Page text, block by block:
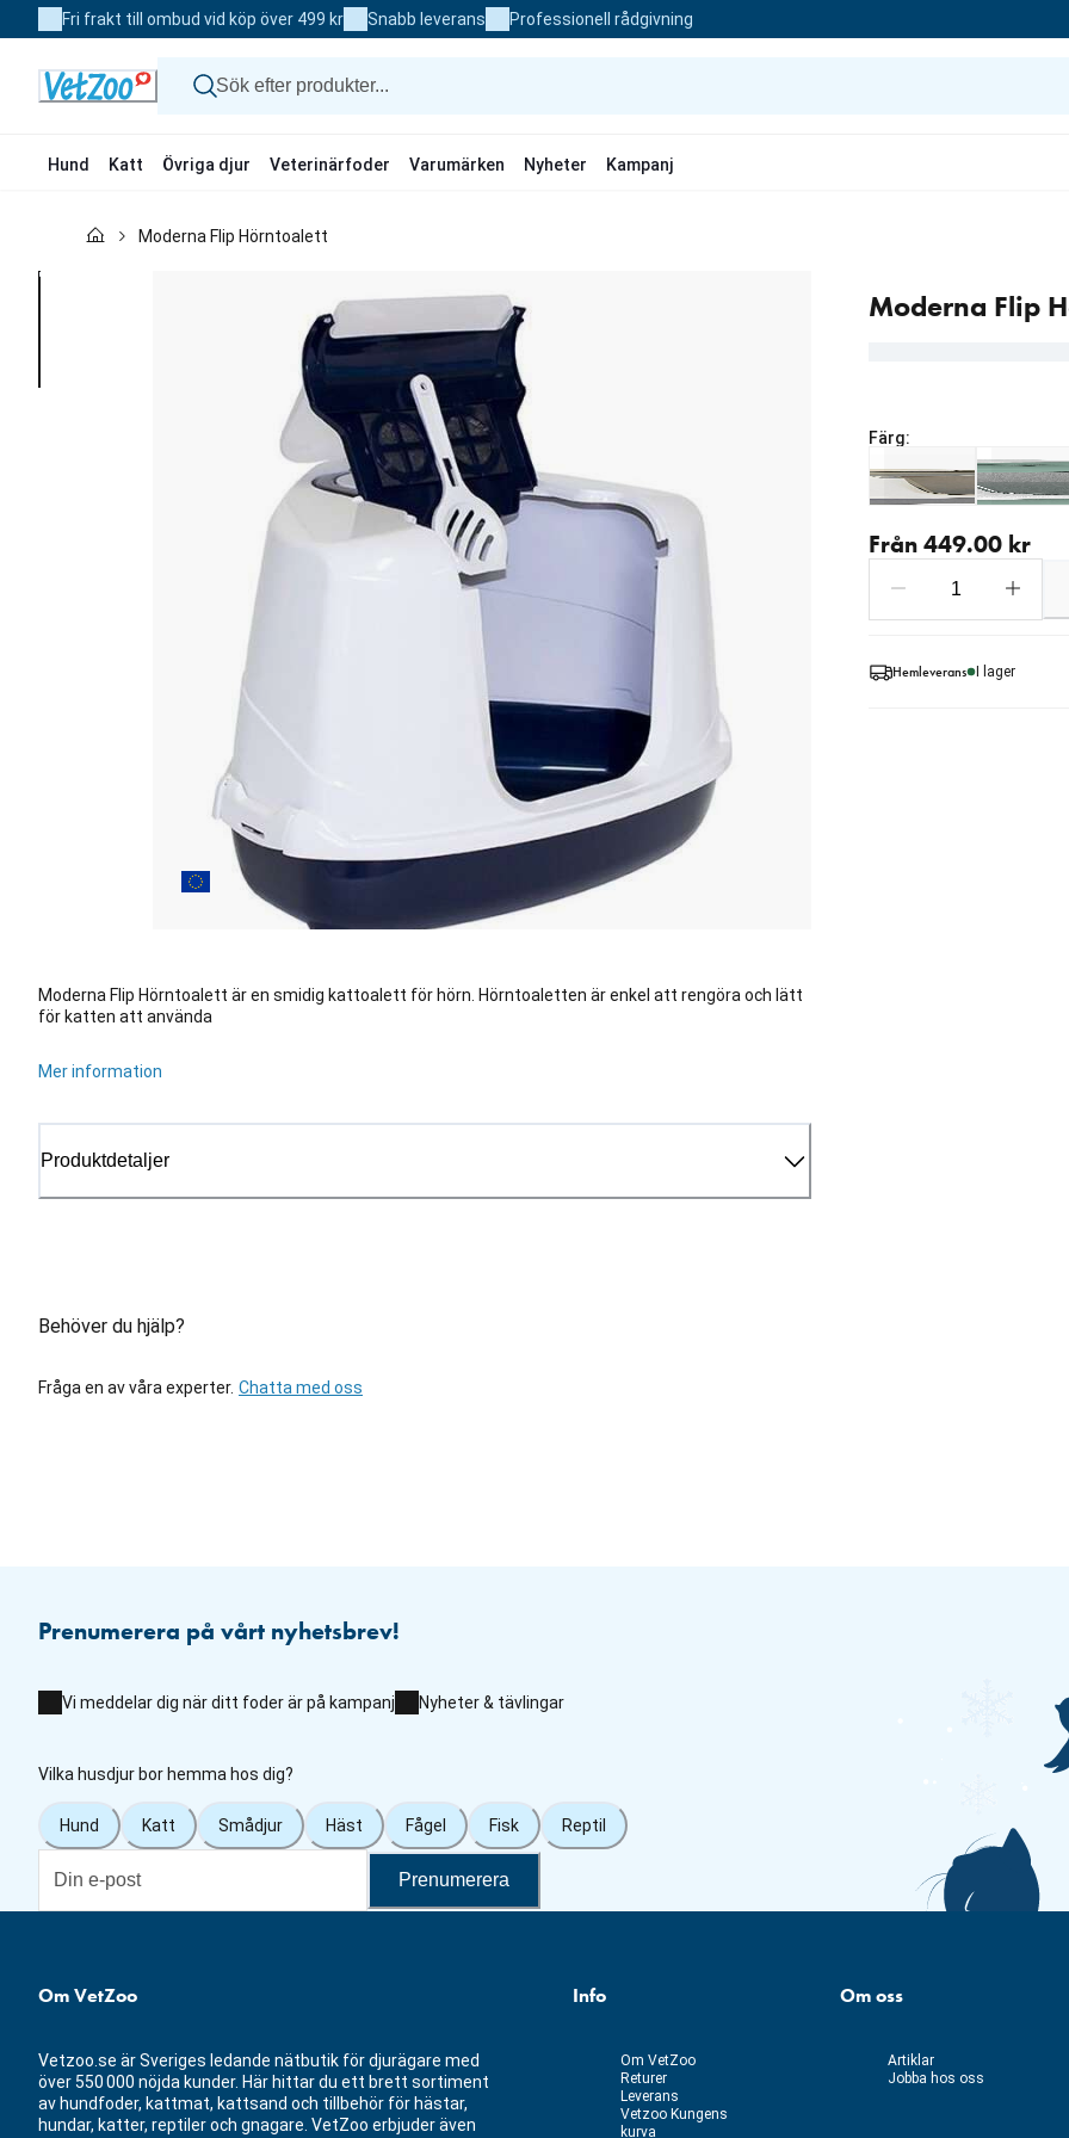
to
Fri frakt till ombud vid köp över 499 kr Snabb leverans Professionell rådgivning
Hund Katt Övriga djur Veterinärfoder Varumärken Nyheter Kampanj
Moderna Flip Hörntoalett
Moderna Flip
Moderna Flip Hörntoalett är en smidig kattoalett för hörn. Hörntoaletten är enkel att rengöra och lätt
för katten att använda
Mer information
Produktdetaljer
Behöver du hjälp?
Fråga en av våra experter. Chatta med oss
Färg:
Från 449.00 kr
Hemleverans I lager
Prenumerera på vårt nyhetsbrev!
Vi meddelar dig när ditt foder är på kampanj Nyheter & tävlingar
Vilka husdjur bor hemma hos dig?
Hund Katt Smådjur Häst Fågel Fisk Reptil
Prenumerera
Om VetZoo
Vetzoo.se är Sveriges ledande nätbutik för djurägare med
över 550 000 nöjda kunder. Här hittar du ett brett sortiment
av hundfoder, kattmat, kattsand och tillbehör för hästar,
hundar, katter, reptiler och gnagare. VetZoo erbjuder även
Info
Om VetZoo
Returer
Leverans
Vetzoo Kungens
kurva
Om oss
Artiklar
Jobba hos oss